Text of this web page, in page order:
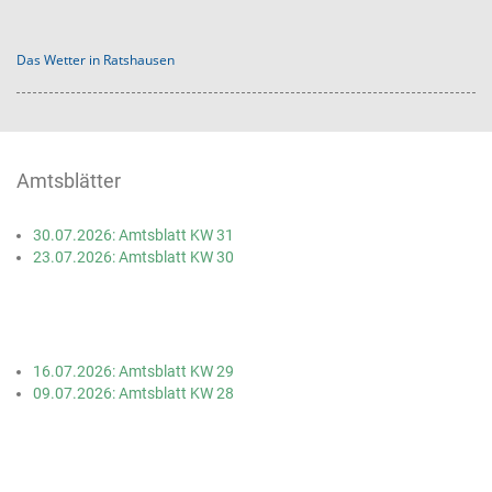
Das Wetter in Ratshausen
Amtsblätter
30.07.2026: Amtsblatt KW 31
23.07.2026: Amtsblatt KW 30
16.07.2026: Amtsblatt KW 29
09.07.2026: Amtsblatt KW 28